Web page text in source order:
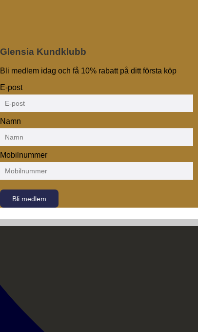
Glensia Kundklubb
Bli medlem idag och få 10% rabatt på ditt första köp
E-post
Namn
Mobilnummer
Bli medlem